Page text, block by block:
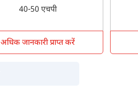
40-50 एचपी
अधिक जानकारी प्राप्त करें
ओटीपी भेजें